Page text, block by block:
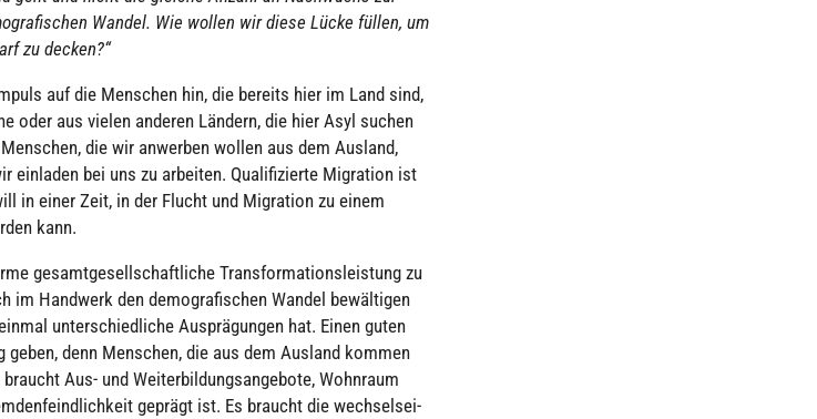
Wandel. Wie wollen wir diese Lücke füllen, um
zu decken?“
auf die Menschen hin, die bereits hier im Land sind,
oder aus vielen anderen Ländern, die hier Asyl suchen
die wir anwerben wollen aus dem Ausland,
einladen bei uns zu arbeiten. Qua­li­fi­zierte Migra­tion ist
in einer Zeit, in der Flucht und Migra­tion zu einem
kann.
gesamt­ge­sell­schaft­li­che Trans­for­ma­ti­ons­leis­tung zu
im Handwerk den demo­gra­fi­schen Wandel bewäl­ti­gen
unter­schied­li­che Aus­prä­gun­gen hat. Einen guten
denn Menschen, die aus dem Ausland kommen
Aus- und Wei­ter­bil­dungs­an­ge­bote, Wohnraum
geprägt ist. Es braucht die wech­sel­sei­